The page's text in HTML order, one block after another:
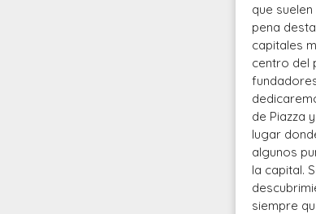
que
pena
capitales
centro del
de Piazza
lugar
algunos
la capital.
siempre